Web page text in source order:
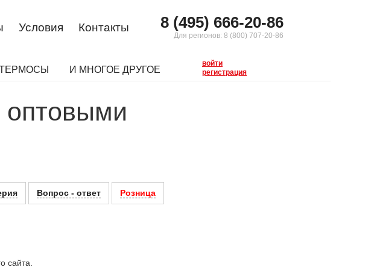
8 (495) 666-20-86
Для регионов: 8 (800) 707-20-86
Условия Контакты
И МНОГОЕ ДРУГОЕ
войти
регистрация
оптовыми
Вопрос - ответ Розница
сайта.